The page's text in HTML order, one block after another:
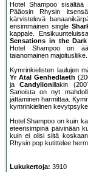
Hotel Shampoo
Pääosin Rhysin
kärvistelevä
ensimmäinen single
kappale.
Sensations in the Dark
Hotel Shampoo on
taianomainen majoitusliike.
Kymrinkielisten laulujen
Yr Atal Genhedlaeth
jaCandylionillakin
Sanoista on nyt
jättäminen harmittaa.
kymrinkielinen
Hotel Shampoo on kuin
eteerisimpinä päivinään
kuin ei olisi siitä
Rhysin pop kutittelee
Lukukertoja: 3910